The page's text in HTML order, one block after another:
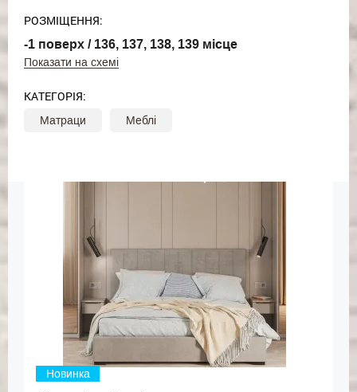
РОЗМІЩЕННЯ:
-1 поверх / 136, 137, 138, 139 місце
Показати на схемі
КАТЕГОРІЯ:
Матраци Меблі
Новинка